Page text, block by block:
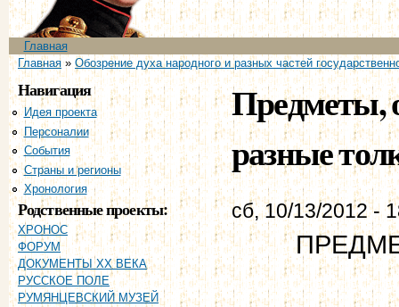
Главное меню
Главная
Вы здесь
Главная» Обозрение духа народного и разных частей
Навигация
Идея проекта
Персоналии
События
Страны и регионы
Хронология
Родственные проекты:
ХРОНОС
ФОРУМ
ДОКУМЕНТЫ XX ВЕКА
РУССКОЕ ПОЛЕ
РУМЯНЦЕВСКИЙ МУЗЕЙ
Предметы,
разные
сб, 10/13/2012 -